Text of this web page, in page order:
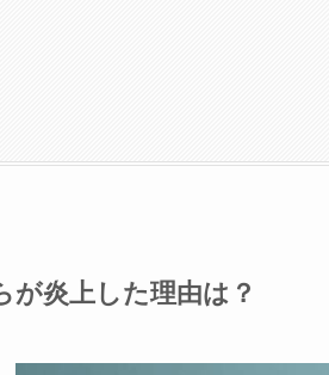
が炎上した理由は？